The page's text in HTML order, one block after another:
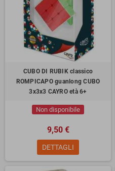
CUBO DI RUBIK classico
ROMPICAPO guanlong CUBO
3x3x3 CAYRO età 6+
Non disponibile
9,50 €
DETTAGLI